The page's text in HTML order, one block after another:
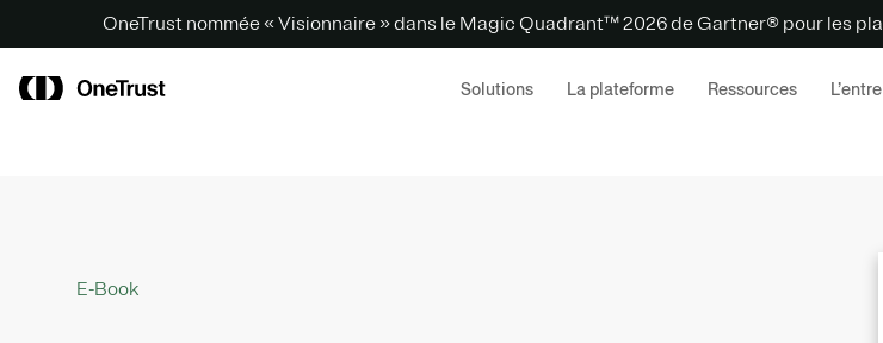
OneTrust nommée « Visionnaire » dans le Magic Quadrant™ 2026 de Gartner® pour les
Solutions La plateforme Ressources
E-Book